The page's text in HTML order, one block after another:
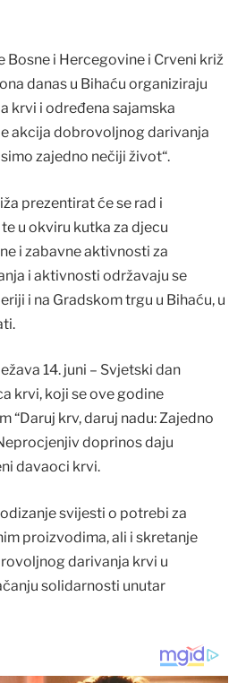
Bosne i Hercegovine i Crveni križ
danas u Bihaću organiziraju
krvi i određena sajamska
akcija dobrovoljnog darivanja
zajedno nečiji život“.
prezentirat će se rad i
u okviru kutka za djecu
i zabavne aktivnosti za
i aktivnosti održavaju se
i na Gradskom trgu u Bihaću, u
14. juni – Svjetski dan
krvi, koji se ove godine
“Daruj krv, daruj nadu: Zajedno
doprinos daju
davaoci krvi.
svijesti o potrebi za
proizvodima, ali i skretanje
darivanja krvi u
solidarnosti unutar